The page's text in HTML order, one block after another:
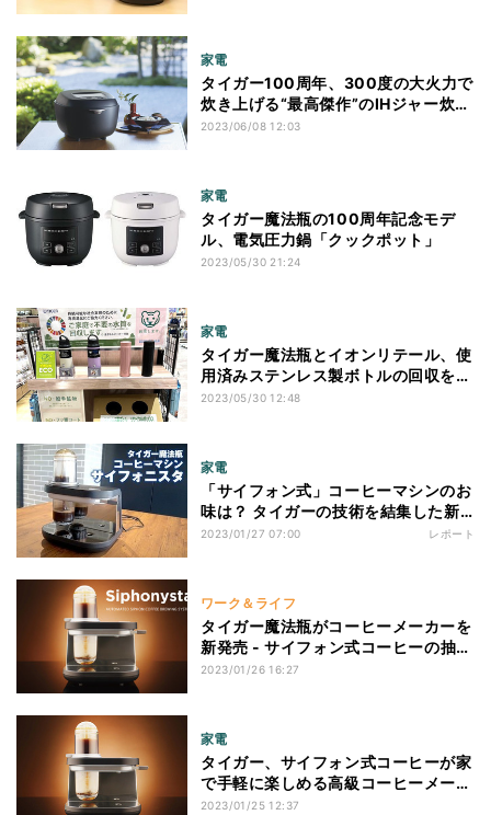
家電
タイガー100周年、300度の大火力で
炊き上げる“最高傑作”のIHジャー炊飯
器
2023/06/08 12:03
家電
タイガー魔法瓶の100周年記念モデ
ル、電気圧力鍋「クックポット」
2023/05/30 21:24
家電
タイガー魔法瓶とイオンリテール、使
用済みステンレス製ボトルの回収を開
始
2023/05/30 12:48
家電
「サイフォン式」コーヒーマシンのお
味は？ タイガーの技術を結集した新
感覚の家電
2023/01/27 07:00 レポート
ワーク＆ライフ
タイガー魔法瓶がコーヒーメーカーを
新発売 - サイフォン式コーヒーの抽出
自動化を実現
2023/01/26 16:27
家電
タイガー、サイフォン式コーヒーが家
で手軽に楽しめる高級コーヒーメーカ
ー
2023/01/25 12:37